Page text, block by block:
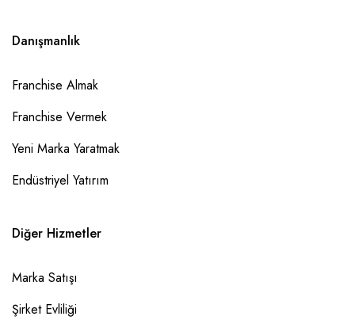
Danışmanlık
Franchise Almak
Franchise Vermek
Yeni Marka Yaratmak
Endüstriyel Yatırım
Diğer Hizmetler
Marka Satışı
Şirket Evliliği